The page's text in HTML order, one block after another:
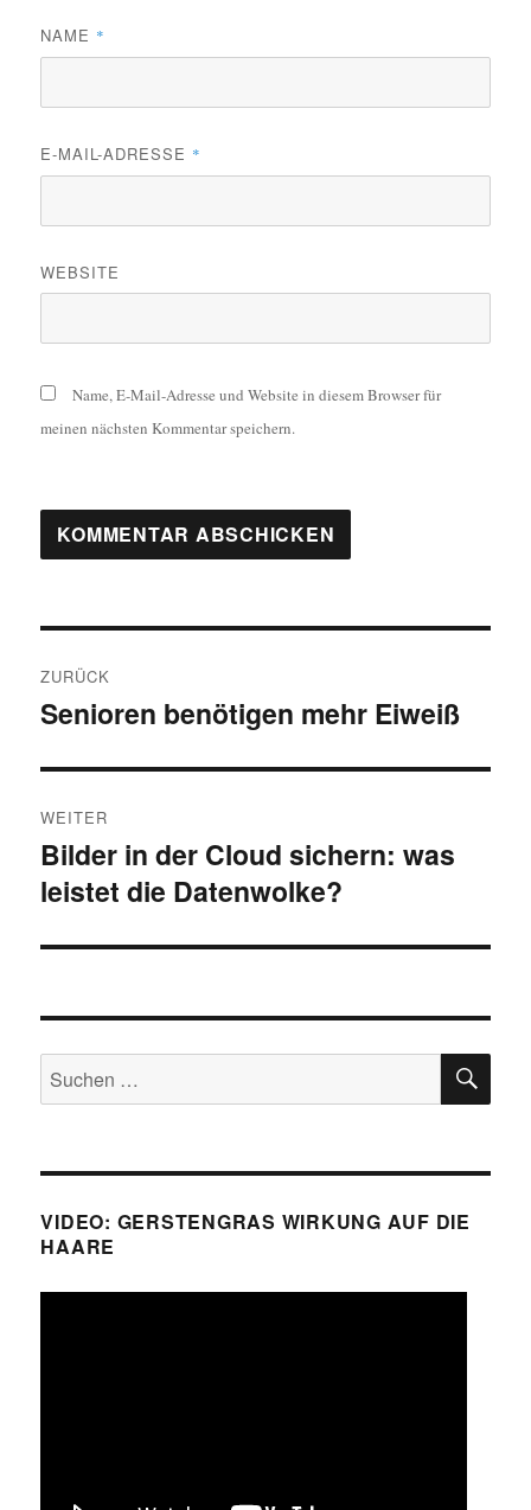
NAME *
E-MAIL-ADRESSE *
WEBSITE
Name, E-Mail-Adresse und Website in diesem Browser für
meinen nächsten Kommentar speichern.
ZURÜCK
Vorheriger
Senioren benötigen mehr Eiweiß
WEITER
Nächster
Beitrag:
Bilder in der Cloud sichern: was
leistet die Datenwolke?
Suche
nach:
VIDEO: GERSTENGRAS WIRKUNG AUF DIE
HAARE